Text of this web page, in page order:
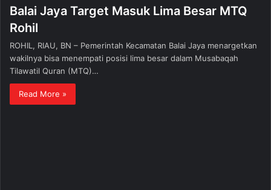
Balai Jaya Target Masuk Lima Besar MTQ
Rohil
ROHIL, RIAU, BN – Pemerintah Kecamatan Balai Jaya menargetkan
wakilnya bisa menempati posisi lima besar dalam Musabaqah
Tilawatil Quran (MTQ)…
Read More »